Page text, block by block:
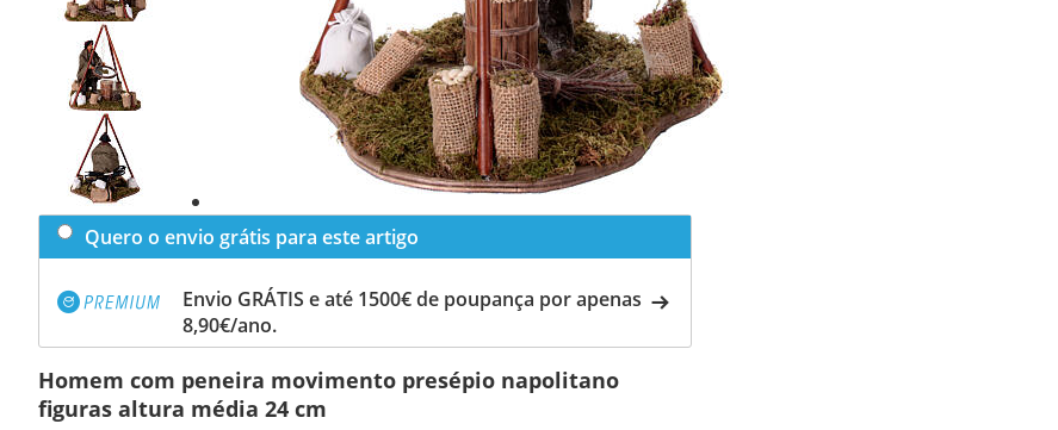
Previous
slide
Next
slide
Quero o envio grátis para este artigo
Envio GRÁTIS e até 1500€ de poupança por apenas
8,90€/ano.
Homem com peneira movimento presépio napolitano
figuras altura média 24 cm